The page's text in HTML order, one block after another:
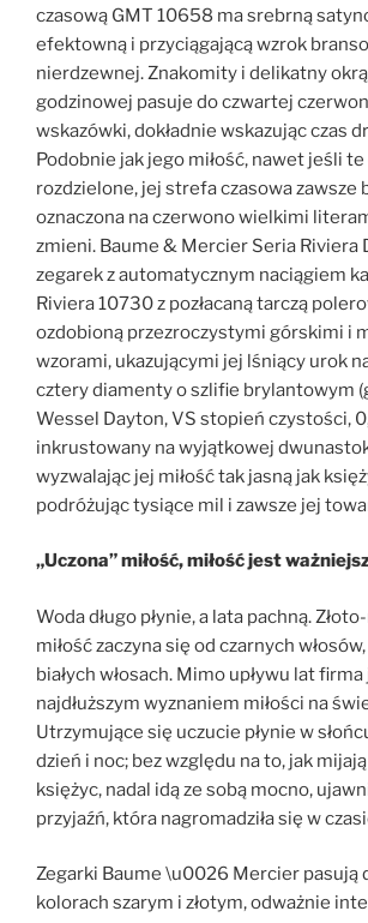
czasową GMT 10658 ma srebrną
efektowną i przyciągającą wzrok
nierdzewnej. Znakomity i delikatny
godzinowej pasuje do czwartej
wskazówki, dokładnie wskazując czas
Podobnie jak jego miłość, nawet jeśli
rozdzielone, jej strefa czasowa zawsze
oznaczona na czerwono wielkimi
zmieni. Baume & Mercier Seria Riviera
zegarek z automatycznym naciągiem
Riviera 10730 z pozłacaną tarczą
ozdobioną przezroczystymi górskimi i
wzorami, ukazującymi jej lśniący urok
cztery diamenty o szlifie brylantowym
Wessel Dayton, VS stopień czystości,
inkrustowany na wyjątkowej
wyzwalając jej miłość tak jasną jak
podróżując tysiące mil i zawsze jej
„Uczona” miłość, miłość jest
Woda długo płynie, a lata pachną.
miłość zaczyna się od czarnych
białych włosach. Mimo upływu lat
najdłuższym wyznaniem miłości na
Utrzymujące się uczucie płynie w
dzień i noc; bez względu na to, jak mijają
księżyc, nadal idą ze sobą mocno,
przyjaźń, która nagromadziła się w
Zegarki Baume \u0026 Mercier pasują
kolorach szarym i złotym, odważnie